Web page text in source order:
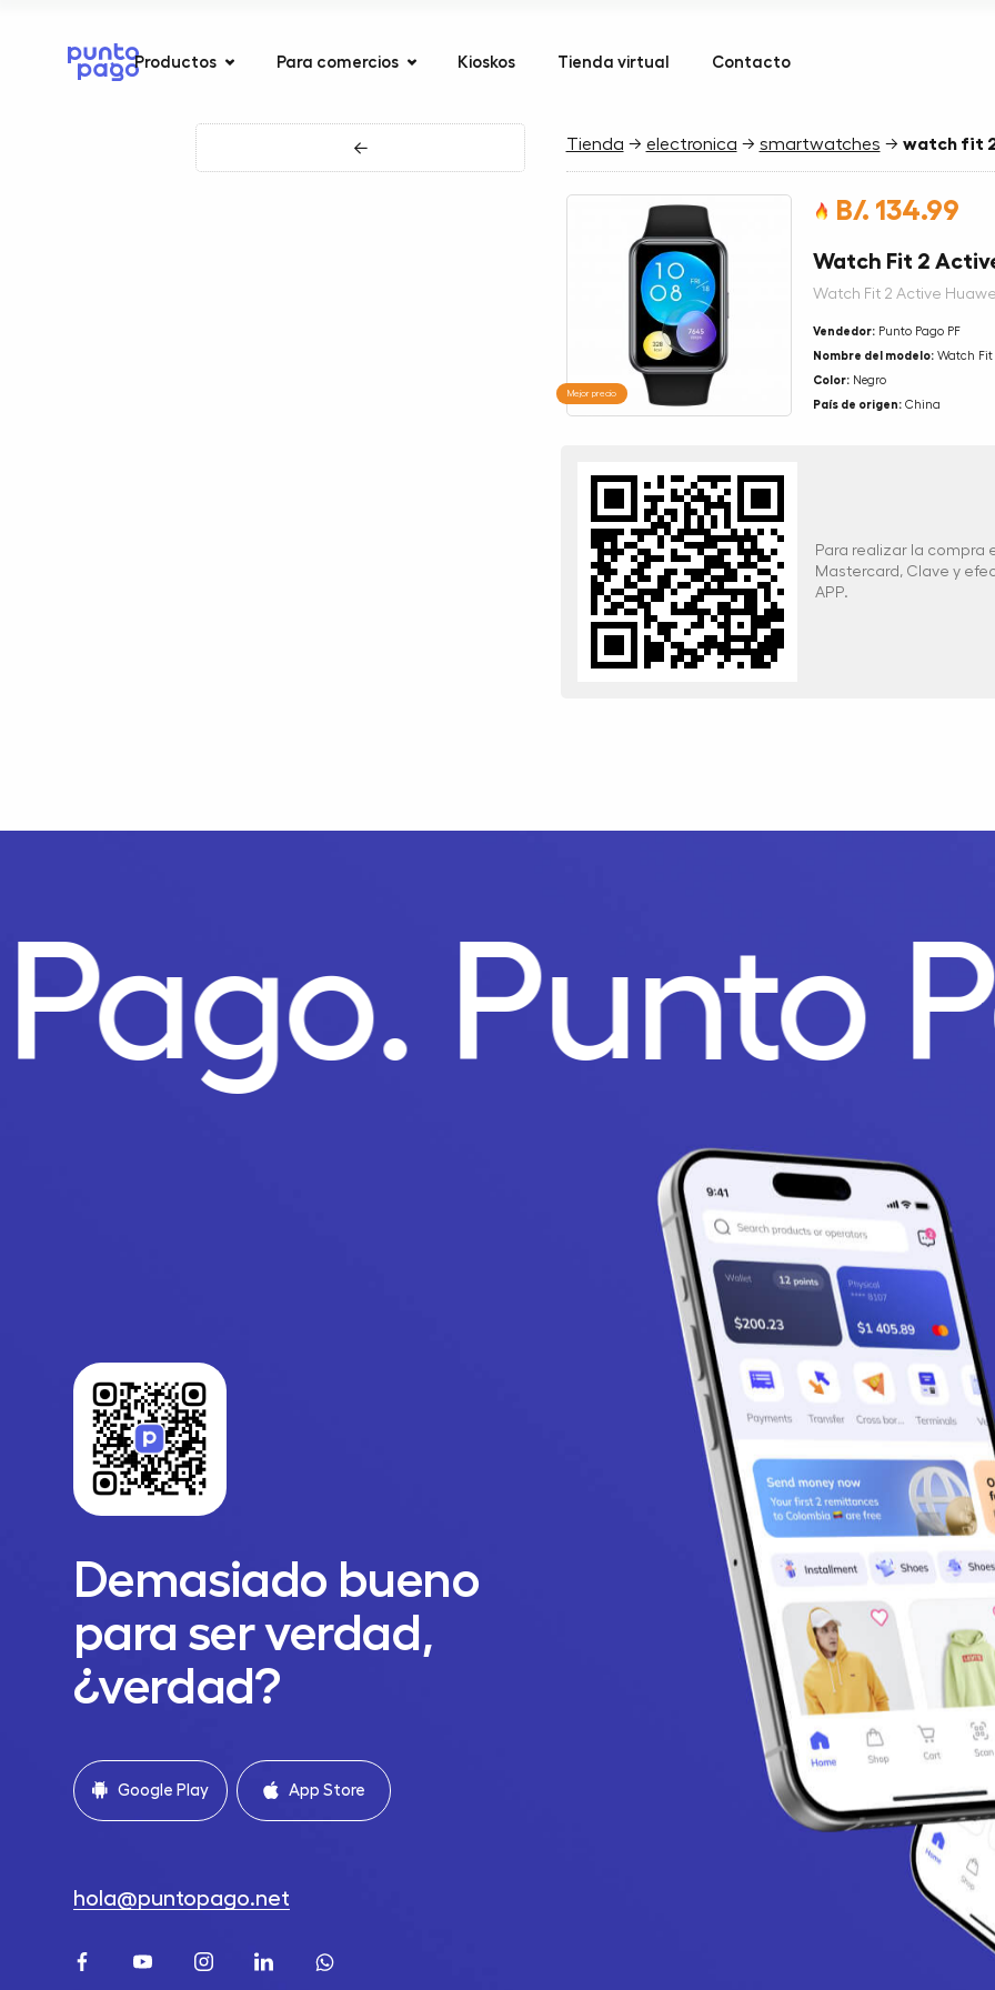
Productos Para comercios Kioskos Tienda virtual Contacto
← Tienda → electronica → smartwatches → watch fit
Mejor precio
B/. 134.99
Watch Fit 2
Watch Fit 2 Active
Vendedor:Punto Pago PF
Nombre del modelo:Watch Fit
Color:Negro
País de origen:China
Para realizar la compra
Mastercard, Clave y
APP.
Pago. Punto
Demasiado bueno
para ser verdad,
¿verdad?
Google Play App Store
hola@puntopago.net